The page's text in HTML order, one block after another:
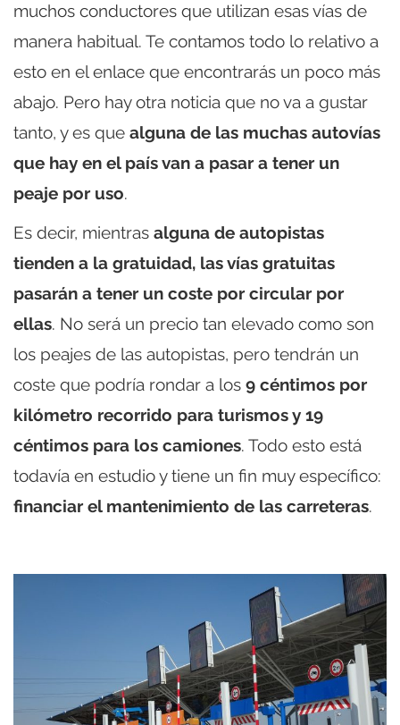
muchos conductores que utilizan esas vías de
manera habitual. Te contamos todo lo relativo a
esto en el enlace que encontrarás un poco más
abajo. Pero hay otra noticia que no va a gustar
tanto, y es que alguna de las muchas autovías
que hay en el país van a pasar a tener un
peaje por uso.
Es decir, mientras alguna de autopistas
tienden a la gratuidad, las vías gratuitas
pasarán a tener un coste por circular por
ellas. No será un precio tan elevado como son
los peajes de las autopistas, pero tendrán un
coste que podría rondar a los 9 céntimos por
kilómetro recorrido para turismos y 19
céntimos para los camiones. Todo esto está
todavía en estudio y tiene un fin muy específico:
financiar el mantenimiento de las carreteras.